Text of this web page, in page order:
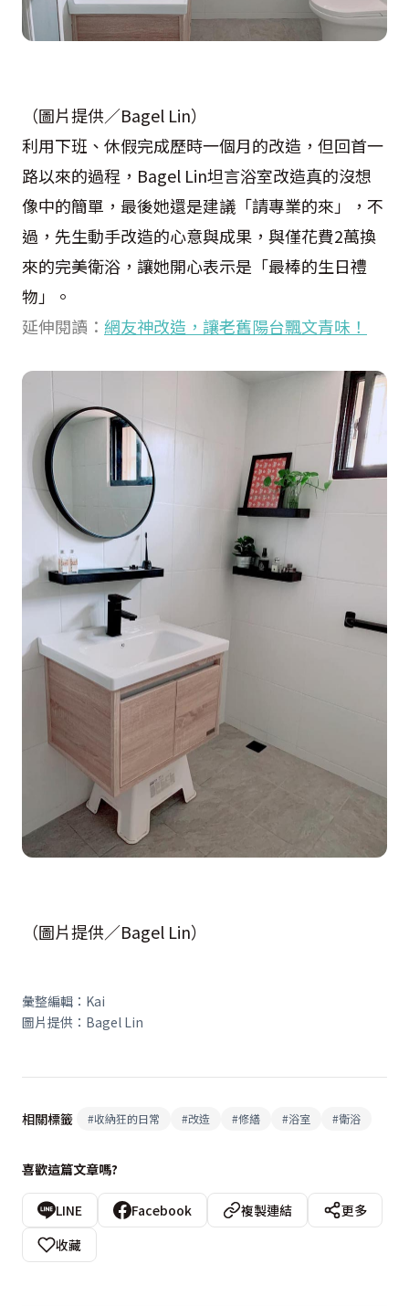
（圖片提供／Bagel Lin）
利用下班、休假完成歷時一個月的改造，但回首一
路以來的過程，Bagel Lin坦言浴室改造真的沒想
像中的簡單，最後她還是建議「請專業的來」，不
過，先生動手改造的心意與成果，與僅花費2萬換
來的完美衛浴，讓她開心表示是「最棒的生日禮
物」。
延伸閱讀： 網友神改造，讓老舊陽台飄文青味！
（圖片提供／Bagel Lin）
彙整編輯：Kai
圖片提供：Bagel Lin
相關標籤 #收納狂的日常 #改造 #修繕 #浴室 #衛浴
喜歡這篇文章嗎?
LINE Facebook 複製連結
更多
收藏